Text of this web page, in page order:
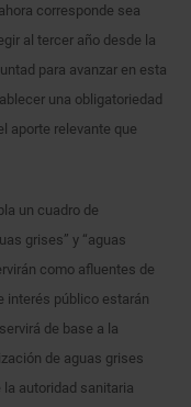
corresponde sea
al tercer año desde la
para avanzar en esta
una obligatoriedad
aporte relevante que
un cuadro de
grises” y “aguas
como afluentes de
interés público estarán
de base a la
de aguas grises
autoridad sanitaria